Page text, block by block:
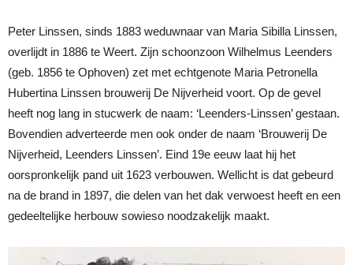
Peter Linssen, sinds 1883 weduwnaar van Maria Sibilla Linssen,
overlijdt in 1886 te Weert. Zijn schoonzoon Wilhelmus Leenders
(geb. 1856 te Ophoven) zet met echtgenote Maria Petronella
Hubertina Linssen brouwerij De Nijverheid voort. Op de gevel
heeft nog lang in stucwerk de naam: ‘Leenders-Linssen’ gestaan.
Bovendien adverteerde men ook onder de naam ‘Brouwerij De
Nijverheid, Leenders Linssen’. Eind 19e eeuw laat hij het
oorspronkelijk pand uit 1623 verbouwen. Wellicht is dat gebeurd
na de brand in 1897, die delen van het dak verwoest heeft en een
gedeeltelijke herbouw sowieso noodzakelijk maakt.